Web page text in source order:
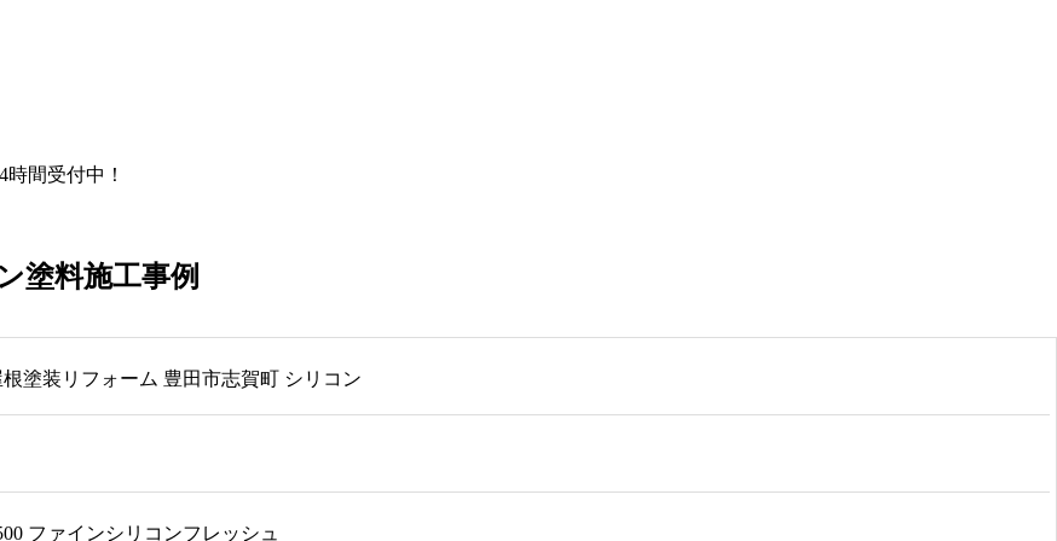
時間受付中！
塗料施工事例
塗装リフォーム 豊田市志賀町 シリコン
ファインシリコンフレッシュ